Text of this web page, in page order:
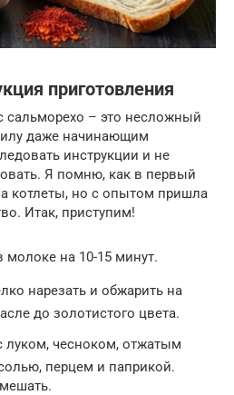
приготовления
сальморехо – это несложный
даже начинающим
инструкции и не
Я помню, как в первый
котлеты, но с опытом пришла
Итак, приступим!
молоке на 10-15 минут.
нарезать и обжарить на
до золотистого цвета.
чесноком, отжатым
перцем и паприкой.